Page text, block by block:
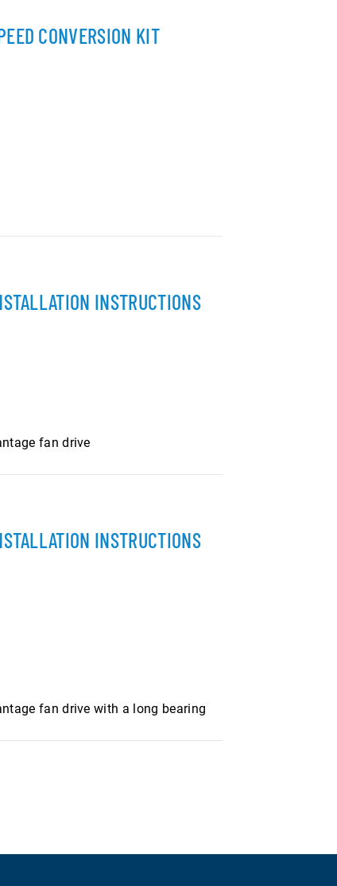
CONVERSION KIT
INSTRUCTIONS
fan drive
INSTRUCTIONS
fan drive with a long bearing